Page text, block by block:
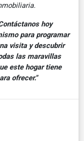
hoy
para programar
visita y descubrir
las maravillas
este hogar tiene
ofrecer."